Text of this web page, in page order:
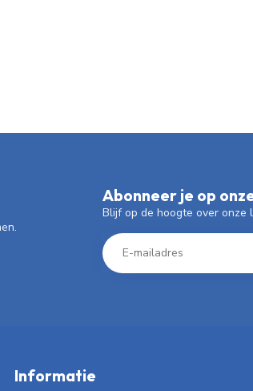
Abonneer je op
Blijf op de hoogte over onze
Informatie